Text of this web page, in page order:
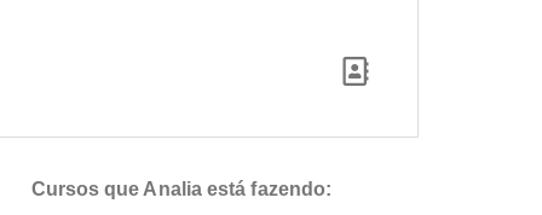
Cursos que Analia está fazendo: